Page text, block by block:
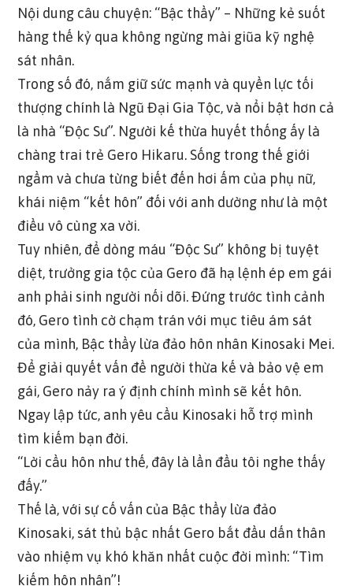
Nội dung câu chuyện: “Bậc thầy” – Những kẻ suốt
hàng thế kỷ qua không ngừng mài giũa kỹ nghệ
sát nhân.
Trong số đó, nắm giữ sức mạnh và quyền lực tối
thượng chính là Ngũ Đại Gia Tộc, và nổi bật hơn cả
là nhà “Độc Sư”. Người kế thừa huyết thống ấy là
chàng trai trẻ Gero Hikaru. Sống trong thế giới
ngầm và chưa từng biết đến hơi ấm của phụ nữ,
khái niệm “kết hôn” đối với anh dường như là một
điều vô cùng xa vời.
Tuy nhiên, để dòng máu “Độc Sư” không bị tuyệt
diệt, trưởng gia tộc của Gero đã hạ lệnh ép em gái
anh phải sinh người nối dõi. Đứng trước tình cảnh
đó, Gero tình cờ chạm trán với mục tiêu ám sát
của mình, Bậc thầy lừa đảo hôn nhân Kinosaki Mei.
Để giải quyết vấn đề người thừa kế và bảo vệ em
gái, Gero nảy ra ý định chính mình sẽ kết hôn.
Ngay lập tức, anh yêu cầu Kinosaki hỗ trợ mình
tìm kiếm bạn đời.
“Lời cầu hôn như thế, đây là lần đầu tôi nghe thấy
đấy.”
Thế là, với sự cố vấn của Bậc thầy lừa đảo
Kinosaki, sát thủ bậc nhất Gero bắt đầu dấn thân
vào nhiệm vụ khó khăn nhất cuộc đời mình: “Tìm
kiếm hôn nhân”!